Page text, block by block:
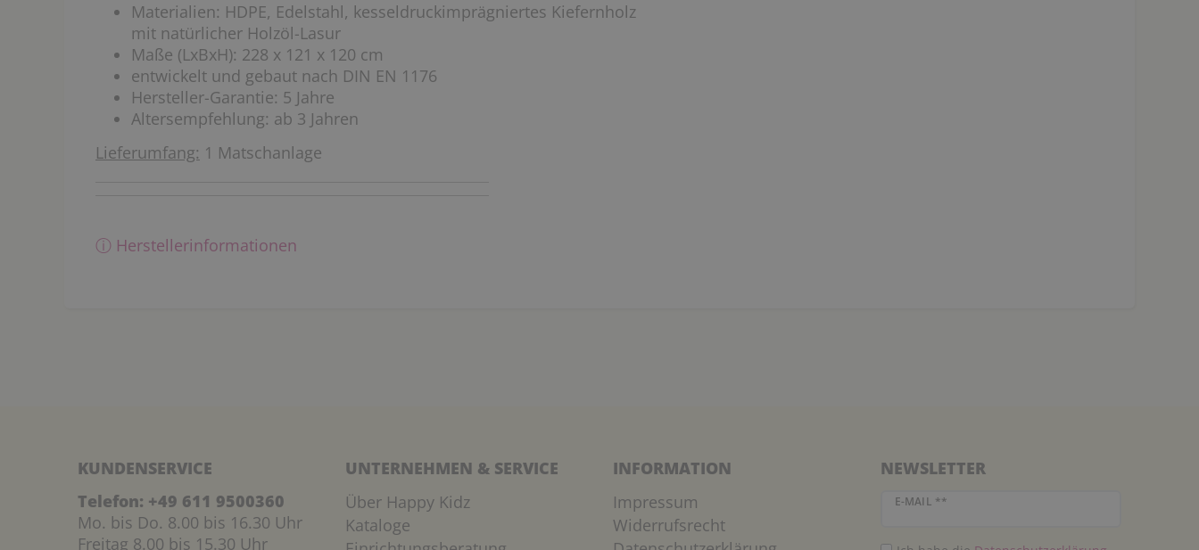
Materialien: HDPE, Edelstahl, kesseldruckimprägniertes Kiefernholz
mit natürlicher Holzöl-Lasur
Maße (LxBxH): 228 x 121 x 120 cm
entwickelt und gebaut nach DIN EN 1176
Hersteller-Garantie: 5 Jahre
Altersempfehlung: ab 3 Jahren
Lieferumfang: 1 Matschanlage
ⓘ Herstellerinformationen
KUNDENSERVICE
Telefon: +49 611 9500360
Mo. bis Do. 8.00 bis 16.30 Uhr
Freitag 8.00 bis 15.30 Uhr
UNTERNEHMEN & SERVICE
Über Happy Kidz
Kataloge
INFORMATION
Impressum
Widerrufsrecht
NEWSLETTER
E-MAIL **
Newsletter Honig